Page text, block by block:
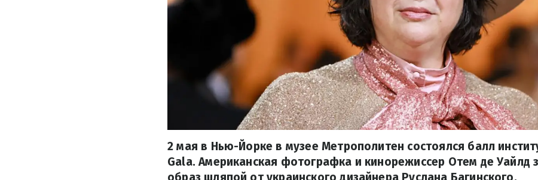
2 мая в Нью-Йорке в музее Метрополитен состоялся балл
Gala. Американская фотографка и кинорежиссер Отем де Уайлд